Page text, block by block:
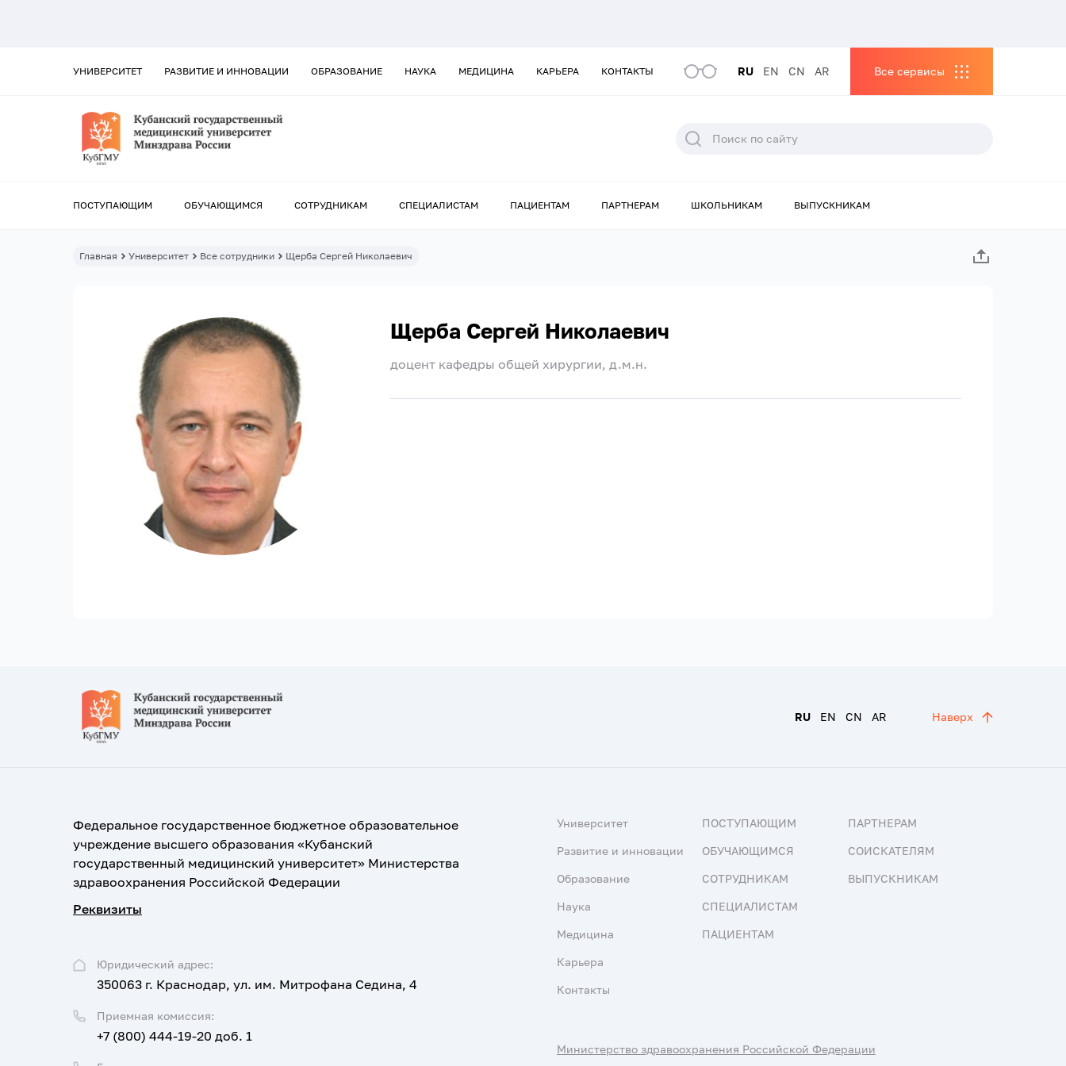
УНИВЕРСИТЕТ РАЗВИТИЕ И ИННОВАЦИИ ОБРАЗОВАНИЕ НАУКА МЕДИЦИНА КАРЬЕРА КОНТАКТЫ RU EN CN AR Все сервисы
ПОСТУПАЮЩИМ ОБУЧАЮЩИМСЯ СОТРУДНИКАМ СПЕЦИАЛИСТАМ ПАЦИЕНТАМ ПАРТНЕРАМ ШКОЛЬНИКАМ ВЫПУСКНИКАМ
Главная Университет Все сотрудники Щерба Сергей Николаевич
Щерба Сергей Николаевич
доцент кафедры общей хирургии, д.м.н.
RU EN CN AR Наверх
Федеральное государственное бюджетное образовательное
учреждение высшего образования «Кубанский
государственный медицинский университет» Министерства
здравоохранения Российской Федерации
Реквизиты
Юридический адрес:
350063 г. Краснодар, ул. им. Митрофана Седина, 4
Приемная комиссия:
+7 (800) 444-19-20 доб. 1
Университет
Развитие и инновации
Образование
Наука
Медицина
Карьера
Контакты
ПОСТУПАЮЩИМ
ОБУЧАЮЩИМСЯ
СОТРУДНИКАМ
СПЕЦИАЛИСТАМ
ПАЦИЕНТАМ
ПАРТНЕРАМ
СОИСКАТЕЛЯМ
ВЫПУСКНИКАМ
Министерство здравоохранения Российской Федерации